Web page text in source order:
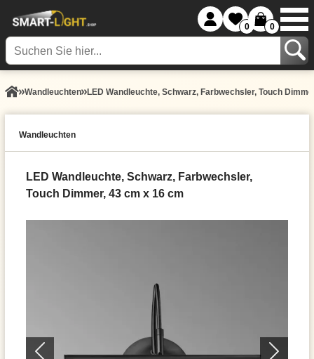
0 0
Wand­leuchten LED Wandleuchte, Schwarz, Farbwechsler, Touch
Wand­leuchten
LED Wandleuchte, Schwarz, Farbwechsler,
Touch Dimmer, 43 cm x 16 cm